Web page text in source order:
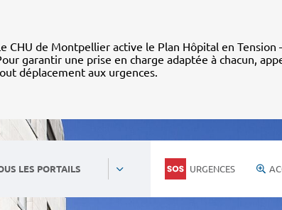
CHU de Montpellier active le Plan Hôpital en Tension
garantir une prise en charge adaptée à chacun,
déplacement aux urgences.
LES PORTAILS URGENCES